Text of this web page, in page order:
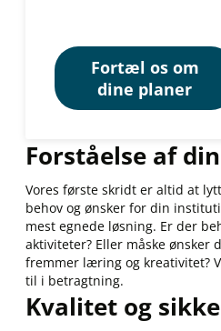
Fortæl os om
dine planer
Forståelse af
Vores første skridt er altid at
behov og ønsker for din
mest egnede løsning. Er der
aktiviteter? Eller måske
fremmer læring og kreativitet?
til i betragtning.
Kvalitet og